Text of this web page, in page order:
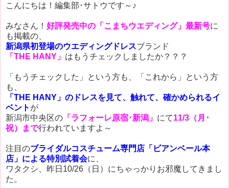
こんにちは！編集部･サトウです～♪
みなさん！ 好評発売中の「こまちウエディング」最新号に
も掲載の、
新潟県初登場のウエディングドレスブランド
「THE HANY」 はもうチェックしましたか？？？
「もうチェックした」という方も、「これから」という方
も、
「THE HANY」のドレスを見て、触れて、確かめられるイ
ベント が
新潟市中央区の 「ラフォーレ原宿･新潟」 にて11/3（月･
祝）まで行われていますよ～
注目のブライダルコスチューム専門店「ビアンベール本
店」による特別試着会に、
ワタクシ、昨日10/26（日）にちゃっかりお邪魔してきまし
た。